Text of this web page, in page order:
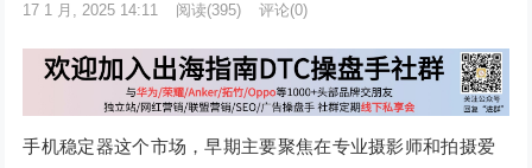
17 1 月, 2025 14:11 阅读(395) 评论(0)
手机稳定器这个市场，早期主要聚焦在专业摄影师和拍摄爱